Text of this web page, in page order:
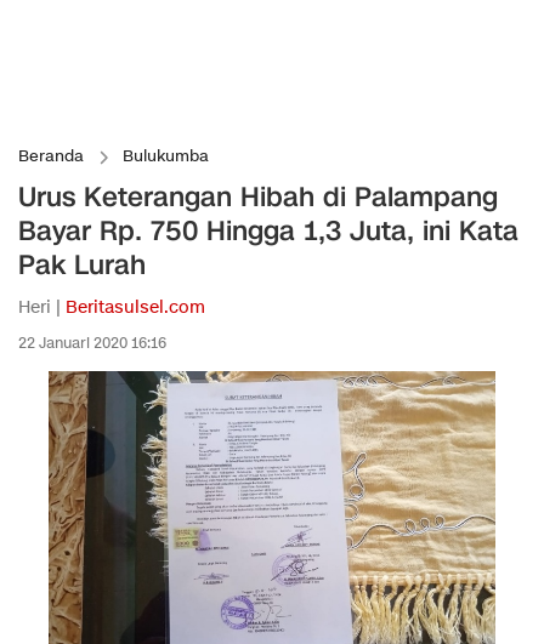
Beranda Bulukumba
Urus Keterangan Hibah di Palampang
Bayar Rp. 750 Hingga 1,3 Juta, ini Kata
Pak Lurah
Heri | Beritasulsel.com
22 Januari 2020 16:16